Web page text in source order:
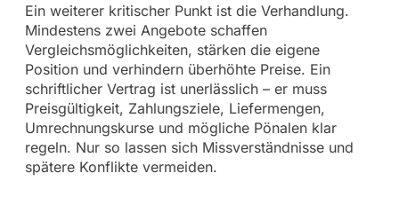
Ein weiterer kritischer Punkt ist die Verhandlung.
Mindestens zwei Angebote schaffen
Vergleichsmöglichkeiten, stärken die eigene
Position und verhindern überhöhte Preise. Ein
schriftlicher Vertrag ist unerlässlich – er muss
Preisgültigkeit, Zahlungsziele, Liefermengen,
Umrechnungskurse und mögliche Pönalen klar
regeln. Nur so lassen sich Missverständnisse und
spätere Konflikte vermeiden.